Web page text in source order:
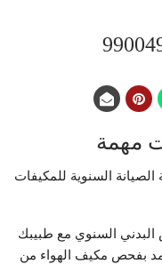
مهمة
السنوية للمكيفات
السنوي مع طبيبك
بفحص مكيف الهواء من